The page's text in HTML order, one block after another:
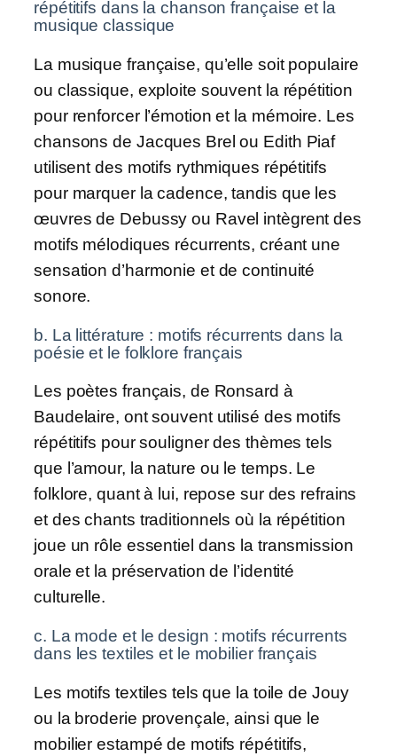
répétitifs dans la chanson française et la
musique classique
La musique française, qu’elle soit populaire
ou classique, exploite souvent la répétition
pour renforcer l’émotion et la mémoire. Les
chansons de Jacques Brel ou Edith Piaf
utilisent des motifs rythmiques répétitifs
pour marquer la cadence, tandis que les
œuvres de Debussy ou Ravel intègrent des
motifs mélodiques récurrents, créant une
sensation d’harmonie et de continuité
sonore.
b. La littérature : motifs récurrents dans la
poésie et le folklore français
Les poètes français, de Ronsard à
Baudelaire, ont souvent utilisé des motifs
répétitifs pour souligner des thèmes tels
que l’amour, la nature ou le temps. Le
folklore, quant à lui, repose sur des refrains
et des chants traditionnels où la répétition
joue un rôle essentiel dans la transmission
orale et la préservation de l’identité
culturelle.
c. La mode et le design : motifs récurrents
dans les textiles et le mobilier français
Les motifs textiles tels que la toile de Jouy
ou la broderie provençale, ainsi que le
mobilier estampé de motifs répétitifs,